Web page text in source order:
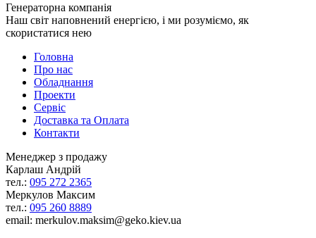
Генераторна компанія
Наш світ наповнений енергією, і ми розуміємо, як
скористатися нею
Головна
Про нас
Обладнання
Проекти
Сервіс
Доставка та Оплата
Контакти
Менеджер з продажу
Карлаш Андрій
тел.: 095 272 2365
Меркулов Максим
тел.: 095 260 8889
email: merkulov.maksim@geko.kiev.ua